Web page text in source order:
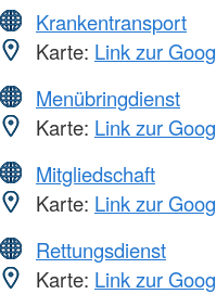
Krankentransport
Karte: Link zur
Menübringdienst
Karte: Link zur
Mitgliedschaft
Karte: Link zur
Rettungsdienst
Karte: Link zur